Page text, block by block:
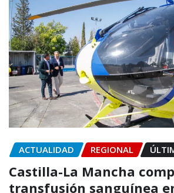
ACTUALIDAD REGIONAL
Castilla-La Mancha
transfusión sanguínea